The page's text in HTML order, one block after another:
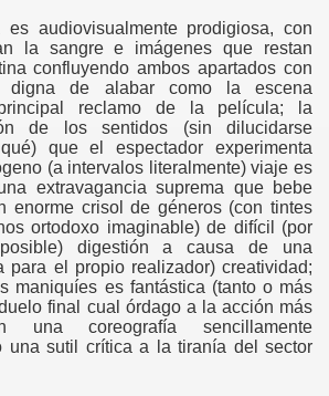
audiovisualmente prodigiosa, con
la sangre e imágenes que restan
confluyendo ambos apartados con
digna de alabar como la escena
reclamo de la película; la
de los sentidos (sin dilucidarse
que el espectador experimenta
(a intervalos literalmente) viaje es
extravagancia suprema que bebe
enorme crisol de géneros (con tintes
ortodoxo imaginable) de difícil (por
digestión a causa de una
para el propio realizador) creatividad;
maniquíes es fantástica (tanto o más
final cual órdago a la acción más
una coreografía sencillamente
una sutil crítica a la tiranía del sector